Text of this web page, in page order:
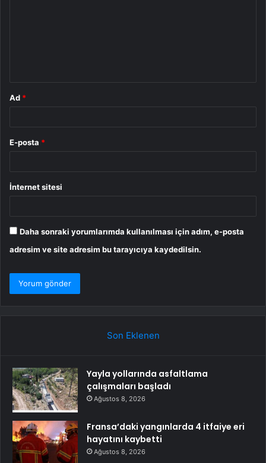
Ad *
E-posta *
İnternet sitesi
Daha sonraki yorumlarımda kullanılması için adım, e-posta
adresim ve site adresim bu tarayıcıya kaydedilsin.
Son Eklenen
Yayla yollarında asfaltlama
çalışmaları başladı
Ağustos 8, 2026
Fransa’daki yangınlarda 4 itfaiye eri
hayatını kaybetti
Ağustos 8, 2026